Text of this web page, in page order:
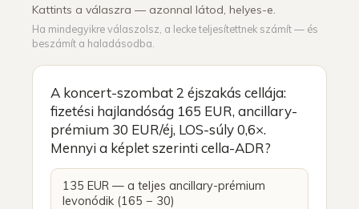
Kattints a válaszra — azonnal látod, helyes-e.
Ha mindegyikre válaszolsz, a lecke teljesítettnek számít — és
beszámít a haladásodba.
A koncert-szombat 2 éjszakás cellája:
fizetési hajlandóság 165 EUR, ancillary-
prémium 30 EUR/éj, LOS-súly 0,6×.
Mennyi a képlet szerinti cella-ADR?
135 EUR — a teljes ancillary-prémium
levonódik (165 − 30)